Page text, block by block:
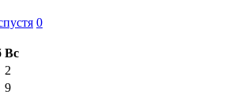
0
Вс
2
9